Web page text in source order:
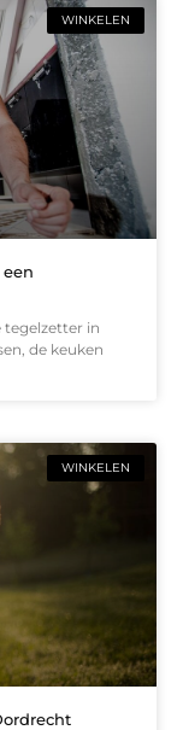
WINKELEN
tegelzetter in
de keuken
WINKELEN